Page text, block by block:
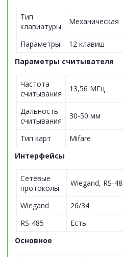
Тип
клавиатуры
Механическая
Параметры
12 клавиш
Параметры считывателя
Частота
считывания
13,56 МГц
Дальность
считывания
30-50 мм
Тип карт
Mifare
Интерфейсы
Сетевые
протоколы
Wiegand, RS-
Wiegand
26/34
RS-485
Есть
Основное